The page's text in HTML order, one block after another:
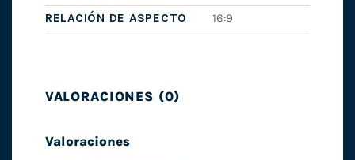
RELACIÓN DE ASPECTO
16:9
VALORACIONES (0)
Valoraciones